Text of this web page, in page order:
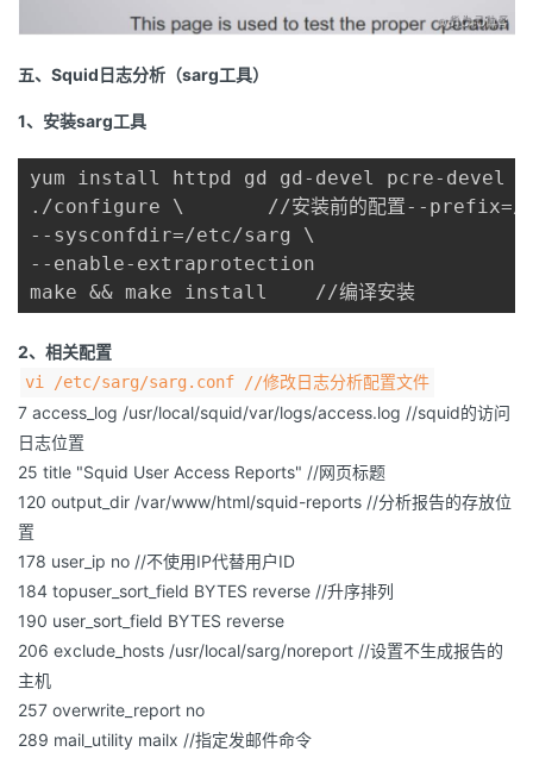
五、Squid日志分析（sarg工具）
1、安装sarg工具
yum install httpd gd gd-devel pcre-devel -y
./configure \       //安装前的配置--
--sysconfdir=/etc/sarg \
--enable-extraprotection
make && make install    //编译安装
2、相关配置
vi /etc/sarg/sarg.conf //修改日志分析配置文件
7 access_log /usr/local/squid/var/logs/access.log //squid的访问
日志位置
25 title "Squid User Access Reports" //网页标题
120 output_dir /var/www/html/squid-reports //分析报告的存放位
置
178 user_ip no //不使用IP代替用户ID
184 topuser_sort_field BYTES reverse //升序排列
190 user_sort_field BYTES reverse
206 exclude_hosts /usr/local/sarg/noreport //设置不生成报告的
主机
257 overwrite_report no
289 mail_utility mailx //指定发邮件命令